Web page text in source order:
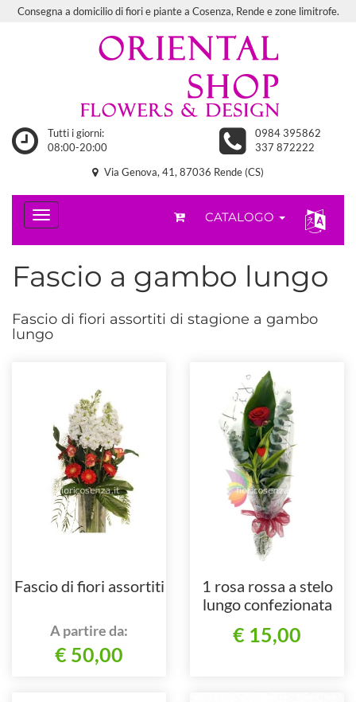
Consegna a domicilio di fiori e piante a Cosenza, Rende e zone limitrofe.
Tutti i giorni:
08:00-20:00
0984 395862
337 872222
Via Genova, 41, 87036 Rende (CS)
CATALOGO
Fascio a gambo lungo
Fascio di fiori assortiti di stagione a gambo
lungo
Fascio di fiori assortiti
A partire da:
€ 50,00
1 rosa rossa a stelo
lungo confezionata
€ 15,00